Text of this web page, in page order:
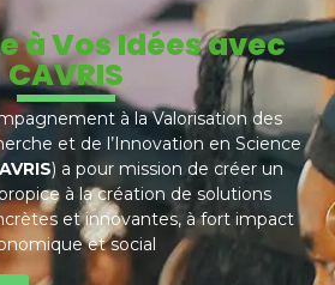
à Vos Idées avec
CAVRIS
à la Valorisation des
et de l’Innovation en Science
) a pour mission de créer un
à la création de solutions
et innovantes, à fort impact
et social